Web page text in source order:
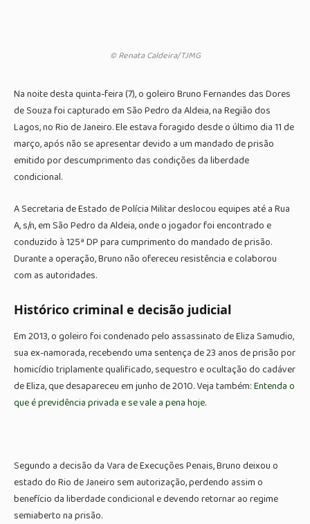
© Renata Caldeira/TJMG
Na noite desta quinta-feira (7), o goleiro Bruno Fernandes das Dores
de Souza foi capturado em São Pedro da Aldeia, na Região dos
Lagos, no Rio de Janeiro. Ele estava foragido desde o último dia 11 de
março, após não se apresentar devido a um mandado de prisão
emitido por descumprimento das condições da liberdade
condicional.
A Secretaria de Estado de Polícia Militar deslocou equipes até a Rua
A, s/n, em São Pedro da Aldeia, onde o jogador foi encontrado e
conduzido à 125ª DP para cumprimento do mandado de prisão.
Durante a operação, Bruno não ofereceu resistência e colaborou
com as autoridades.
Histórico criminal e decisão judicial
Em 2013, o goleiro foi condenado pelo assassinato de Eliza Samudio,
sua ex-namorada, recebendo uma sentença de 23 anos de prisão por
homicídio triplamente qualificado, sequestro e ocultação do cadáver
de Eliza, que desapareceu em junho de 2010. Veja também:Entenda o
que é previdência privada e se vale a pena hoje.
Segundo a decisão da Vara de Execuções Penais, Bruno deixou o
estado do Rio de Janeiro sem autorização, perdendo assim o
benefício da liberdade condicional e devendo retornar ao regime
semiaberto na prisão.